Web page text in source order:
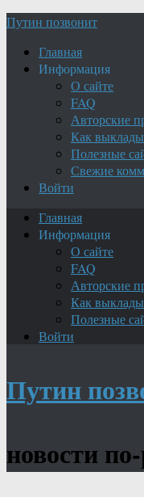
Путин позвонит
Главная
Информация
О сайте
FAQ
Авторские
Как
Полезные
Свежие
Войти
Главная
Информация
О сайте
FAQ
Авторские
Как
Полезные
Войти
Путин
новости